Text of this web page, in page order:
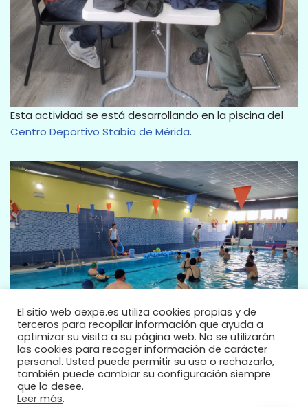
Esta actividad se está desarrollando en la piscina del
Centro Deportivo Stabia de Mérida.
AQUAEXPE 2025
El sitio web aexpe.es utiliza cookies propias y de
terceros para recopilar información que ayuda a
optimizar su visita a su página web. No se utilizarán
las cookies para recoger información de carácter
personal. Usted puede permitir su uso o rechazarlo,
también puede cambiar su configuración siempre
que lo desee.
Leer más.